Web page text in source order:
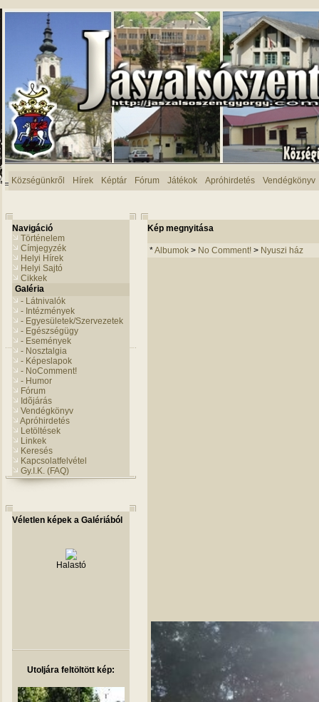
Községünkről Hírek Képtár Fórum Játékok Apróhirdetés Vendégkönyv
Navigáció
Történelem
Címjegyzék
Helyi Hírek
Helyi Sajtó
Cikkek
Galéria
- Látnivalók
- Intézmények
- Egyesületek/Szervezetek
- Egészségügy
- Események
- Nosztalgia
- Képeslapok
- NoComment!
- Humor
Fórum
Idõjárás
Vendégkönyv
Apróhirdetés
Letöltések
Linkek
Keresés
Kapcsolatfelvétel
Gy.I.K. (FAQ)
Véletlen képek a Galériából
Halastó
Utoljára feltöltött kép:
Kép megnyitása
*Albumok > No Comment! > Nyuszi ház